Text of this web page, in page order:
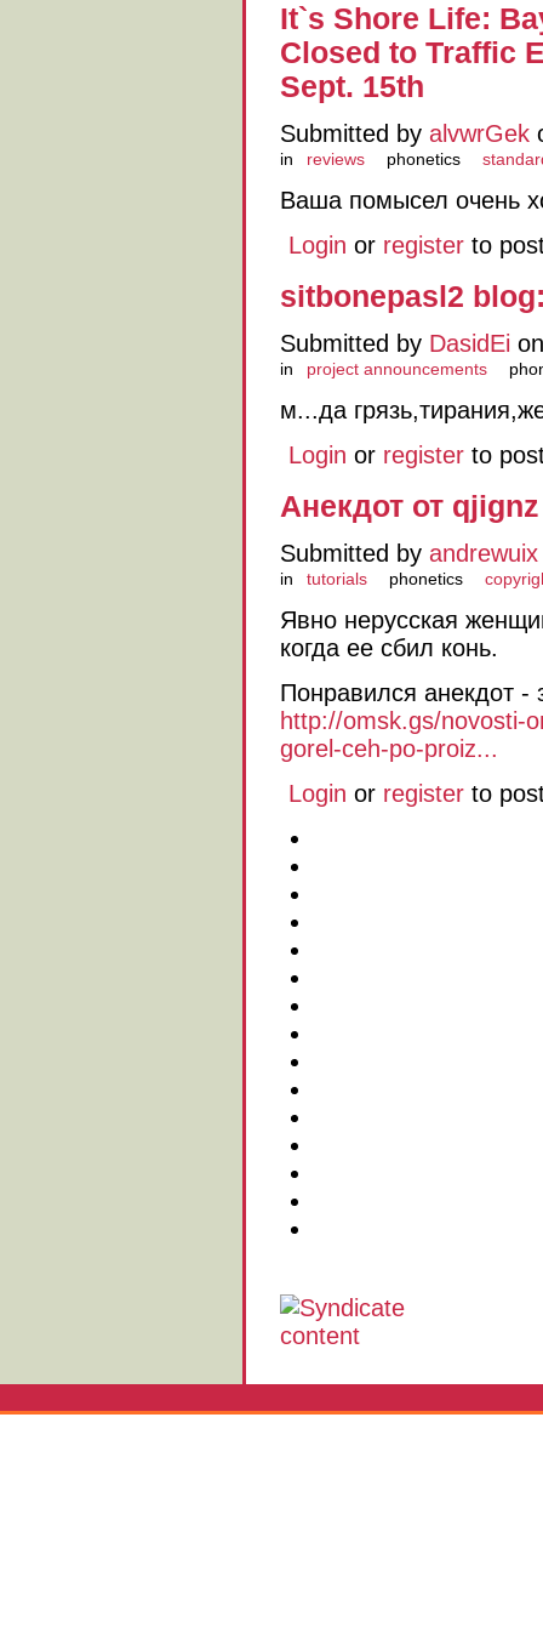
It`s Shore Life:
Closed to Traffic
Sept. 15th
Submitted by alvwrGek
in reviews phonetics
Ваша помысел очень
Login or register to
sitbonepasl2
Submitted by DasidEi
in project announcements
м...да
Login or register to
Анекдот от qjignz
Submitted by andrewuix
in tutorials phonetics
Явно нерусская
когда ее сбил конь.
Понравился анекдот -
http://omsk.gs/novosti-
gorel-ceh-po-proiz...
Login or register to